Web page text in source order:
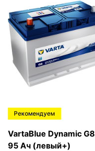
Рекомендуем
VartaBlue Dynamic G8
95 Ач (левый+)